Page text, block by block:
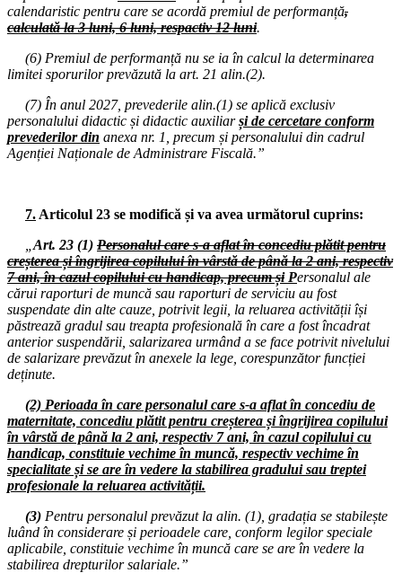
08.09.2025
Consiliul de administrație al I.S.J. Hunedoara
08.09.2025
Miting și marș de protest: Guvern - Președinția României
03.09.2025
Miting de protest în fața Guvernului României
01.09.2025
28.08.2025
Comisia Paritară de la nivelul I.S.J. Hunedoara
14.08.2025
Consiliul de administrație al I.S.J. Hunedoara
11.08.2025
Consiliul de administrație al I.S.J. Hunedoara
07.08.2025
Consiliul de administrație al I.S.J. Hunedoara
04-08.08.2025
Pichetări ale sediilor M.E.C., și partidelor politice
30-31.07.2025
Pichetări ale sediilor M.E.C. și partidelor politice
28.07.2025
Consiliul de administrație al I.S.J. Hunedoara
28.07.2025
Comisia Paritară de la nivelul I.S.J. Hunedoara
calendaristic pentru care se acordă premiul de performanță,
calculată la 3 luni, 6 luni, respactiv 12 luni.
(6) Premiul de performanță nu se ia în calcul la determinarea
limitei sporurilor prevăzută la art. 21 alin.(2).
(7) În anul 2027, prevederile alin.(1) se aplică exclusiv
personalului didactic și didactic auxiliarși de cercetare conform
prevederilor din anexa nr. 1, precum și personalului din cadrul
Agenției Naționale de Administrare Fiscală.”
7. Articolul 23 se modifică și va avea următorul cuprins:
Art. 23 (1) Personalul care s-a aflat în concediu plătit pentru
creșterea și îngrijirea copilului în vârstă de până la 2 ani, respectiv
7 ani, în cazul copilului cu handicap, precum și Personalul ale
cărui raporturi de muncă sau raporturi de serviciu au fost
suspendate din alte cauze, potrivit legii, la reluarea activității își
păstrează gradul sau treapta profesională în care a fost încadrat
anterior suspendării, salarizarea urmând a se face potrivit nivelului
de salarizare prevăzut în anexele la lege, corespunzător funcției
deținute.
(2) Perioada în care personalul care s-a aflat în concediu de
maternitate, concediu plătit pentru creșterea și îngrijirea copilului
în vârstă de până la 2 ani, respectiv 7 ani, în cazul copilului cu
handicap, constituie vechime în muncă, respectiv vechime în
specialitate și se are în vedere la stabilirea gradului sau treptei
profesionale la reluarea activității.
(3) Pentru personalul prevăzut la alin. (1), gradația se stabilește
luând în considerare și perioadele care, conform legilor speciale
aplicabile, constituie vechime în muncă care se are în vedere la
stabilirea drepturilor salariale.”